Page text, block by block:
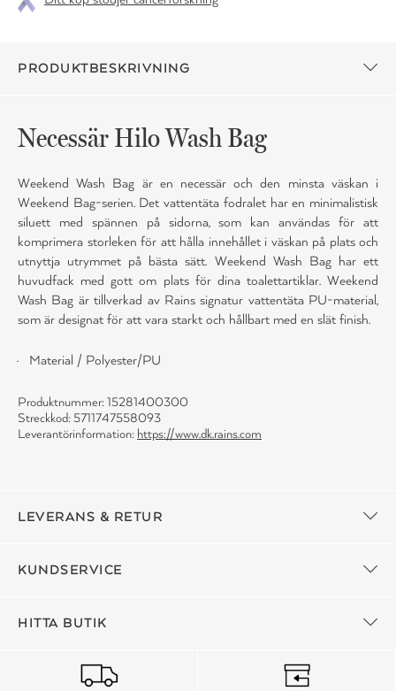
PRODUKTBESKRIVNING
Necessär Hilo Wash Bag
Weekend Wash Bag är en necessär och den minsta väskan i
Weekend Bag-serien. Det vattentäta fodralet har en minimalistisk
siluett med spännen på sidorna, som kan användas för att
komprimera storleken för att hålla innehållet i väskan på plats och
utnyttja utrymmet på bästa sätt. Weekend Wash Bag har ett
huvudfack med gott om plats för dina toalettartiklar. Weekend
Wash Bag är tillverkad av Rains signatur vattentäta PU-material,
som är designat för att vara starkt och hållbart med en slät finish.
Material / Polyester/PU
Produktnummer: 15281400300
Streckkod: 5711747558093
Leverantörinformation: https://www.dk.rains.com
LEVERANS & RETUR
KUNDSERVICE
HITTA BUTIK